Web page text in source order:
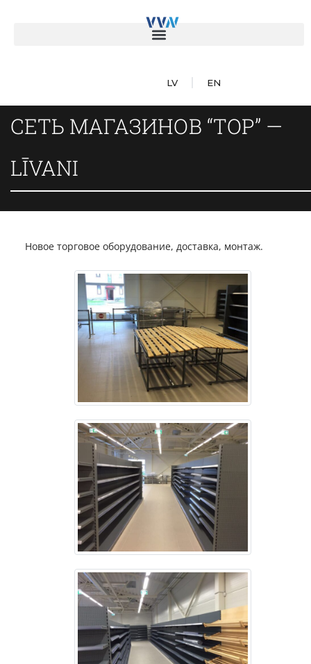
LV EN
СЕТЬ МАГАЗИНОВ “TOP” —
LĪVANI
Новое торговое оборудование, доставка, монтаж.